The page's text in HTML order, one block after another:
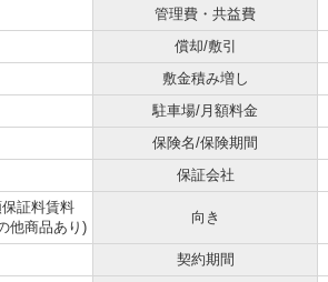
管理費・共益費
償却/敷引
敷金積み増し
駐車場/月額料金
保険名/保険期間
保証会社
証料賃料
他商品あり)
向き
契約期間